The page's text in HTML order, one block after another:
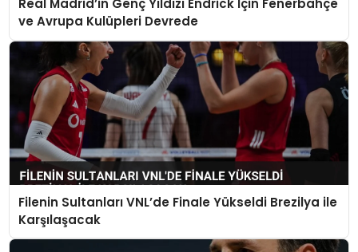
Real Madrid’in Genç Yıldızı Endrick İçin Fenerbahçe
ve Avrupa Kulüpleri Devrede
Filenin Sultanları VNL’de Finale Yükseldi Brezilya ile
Karşılaşacak